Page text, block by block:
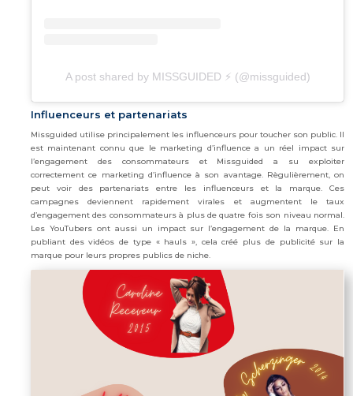
A post shared by MISSGUIDED ⚡️ (@missguided)
Influenceurs et partenariats
Missguided utilise principalement les influenceurs pour toucher son public. Il
est maintenant connu que le marketing d’influence a un réel impact sur
l’engagement des consommateurs et Missguided a su exploiter
correctement ce marketing d’influence à son avantage. Règulièrement, on
peut voir des partenariats entre les influenceurs et la marque. Ces
campagnes deviennent rapidement virales et augmentent le taux
d’engagement des consommateurs à plus de quatre fois son niveau normal.
Les YouTubers ont aussi un impact sur l’engagement de la marque. En
publiant des vidéos de type « hauls », cela créé plus de publicité sur la
marque pour leurs propres publics de niche.